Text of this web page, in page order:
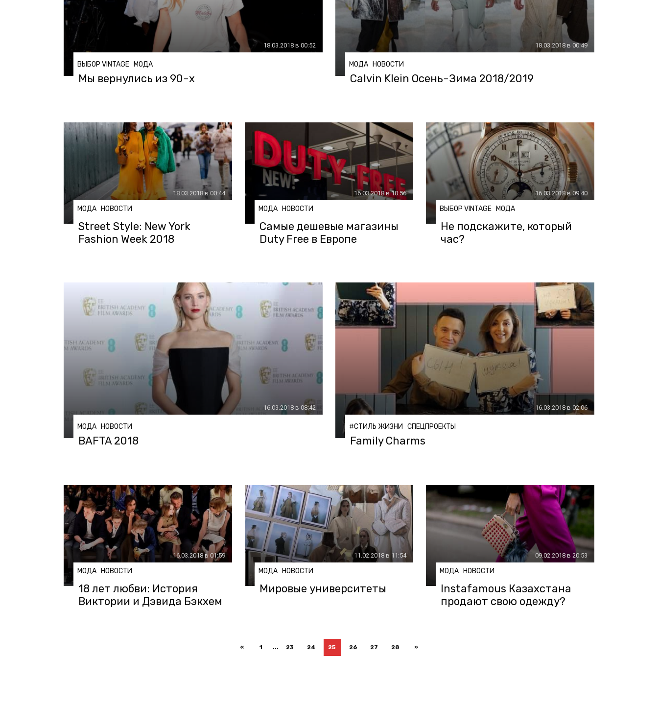
18.03.2018 в 00:52
ВЫБОР VINTAGE МОДА
Мы вернулись из 90-х
18.03.2018 в 00:49
МОДА НОВОСТИ
Calvin Klein Осень-Зима 2018/2019
18.03.2018 в 00:44
МОДА НОВОСТИ
Street Style: New York
Fashion Week 2018
16.03.2018 в 10:56
МОДА НОВОСТИ
Самые дешевые магазины
Duty Free в Европе
16.03.2018 в 09:40
ВЫБОР VINTAGE МОДА
Не подскажите, который
час?
16.03.2018 в 08:42
МОДА НОВОСТИ
BAFTA 2018
16.03.2018 в 02:06
#СТИЛЬ ЖИЗНИ СПЕЦПРОЕКТЫ
Family Charms
16.03.2018 в 01:59
МОДА НОВОСТИ
18 лет любви: История
Виктории и Дэвида Бэкхем
11.02.2018 в 11:54
МОДА НОВОСТИ
Мировые университеты
09.02.2018 в 20:53
МОДА НОВОСТИ
Instafamous Казахстана
продают свою одежду?
« 1 ... 23 24 25 26 27 28 »